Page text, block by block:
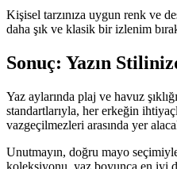
Kişisel tarzınıza uygun renk ve
daha şık ve klasik bir izlenim
Sonuç: Yazın
Yaz aylarında plaj ve havuz
standartlarıyla, her erkeğin
vazgeçilmezleri arasında yer
Unutmayın, doğru mayo
koleksiyonu, yaz boyunca en iyi